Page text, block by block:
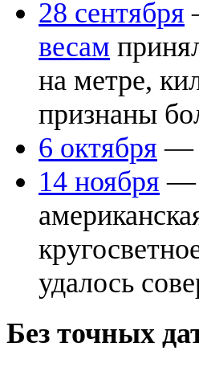
28 сентября
весам
на метре,
признаны
6 октября —
14 ноября —
удалось
Без точных